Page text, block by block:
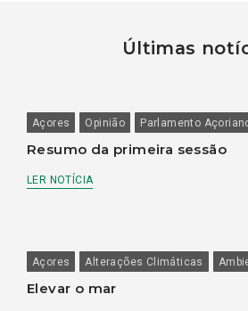
Últimas
Açores Opinião Parlamento
Resumo da primeira sessão
LER NOTÍCIA
Açores Alterações Climáticas
Elevar o mar